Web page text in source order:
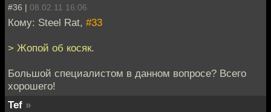
#36 | 08.02.11 16:06
Кому: Steel Rat, #33
> Жопой об косяк.
Большой специалистом в данном вопросе? Всего
хорошего!
Tef »